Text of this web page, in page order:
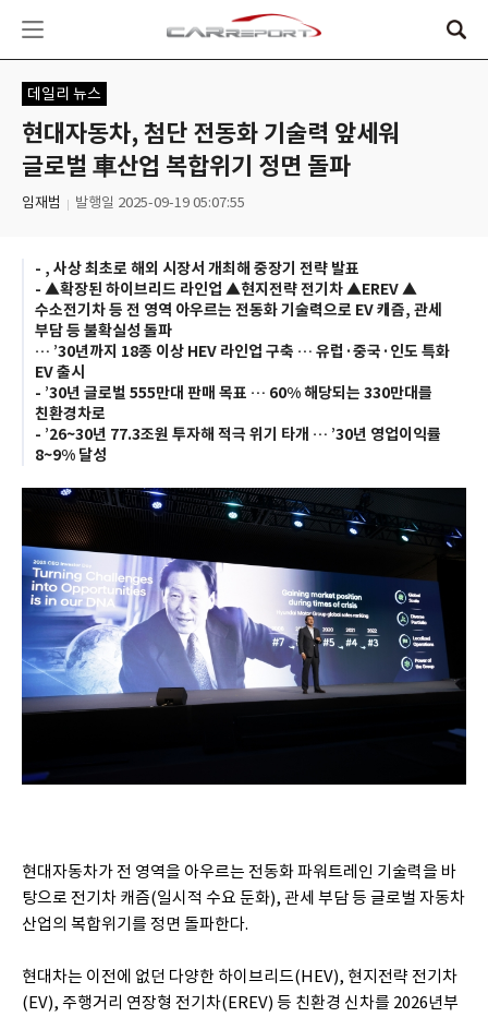
데일리 뉴스
현대자동차, 첨단 전동화 기술력 앞세워
글로벌 車산업 복합위기 정면 돌파
임재범 발행일 2025-09-19 05:07:55
- , 사상 최초로 해외 시장서 개최해 중장기 전략 발표
- ▲확장된 하이브리드 라인업 ▲현지전략 전기차 ▲EREV ▲
수소전기차 등 전 영역 아우르는 전동화 기술력으로 EV 캐즘, 관세
부담 등 불확실성 돌파
… ’30년까지 18종 이상 HEV 라인업 구축 … 유럽·중국·인도 특화
EV 출시
- ’30년 글로벌 555만대 판매 목표 … 60% 해당되는 330만대를
친환경차로
- ’26~30년 77.3조원 투자해 적극 위기 타개 … ’30년 영업이익률
8~9% 달성
현대자동차가 전 영역을 아우르는 전동화 파워트레인 기술력을 바
탕으로 전기차 캐즘(일시적 수요 둔화), 관세 부담 등 글로벌 자동차
산업의 복합위기를 정면 돌파한다.
현대차는 이전에 없던 다양한 하이브리드(HEV), 현지전략 전기차
(EV), 주행거리 연장형 전기차(EREV) 등 친환경 신차를 2026년부